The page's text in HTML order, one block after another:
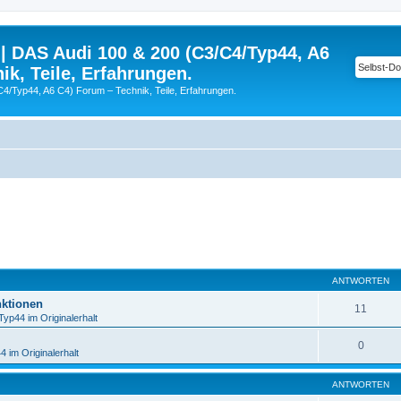
Audi 100 & 200 (C3/C4/Typ44, A6
Teile, Erfahrungen.
Typ44, A6 C4) Forum – Technik, Teile, Erfahrungen.
ANTWORTEN
im Originalerhalt
11
im Originalerhalt
0
ANTWORTEN